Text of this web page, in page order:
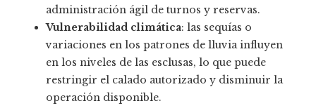
administración ágil de turnos y reservas.
Vulnerabilidad climática: las sequías o
variaciones en los patrones de lluvia influyen
en los niveles de las esclusas, lo que puede
restringir el calado autorizado y disminuir la
operación disponible.